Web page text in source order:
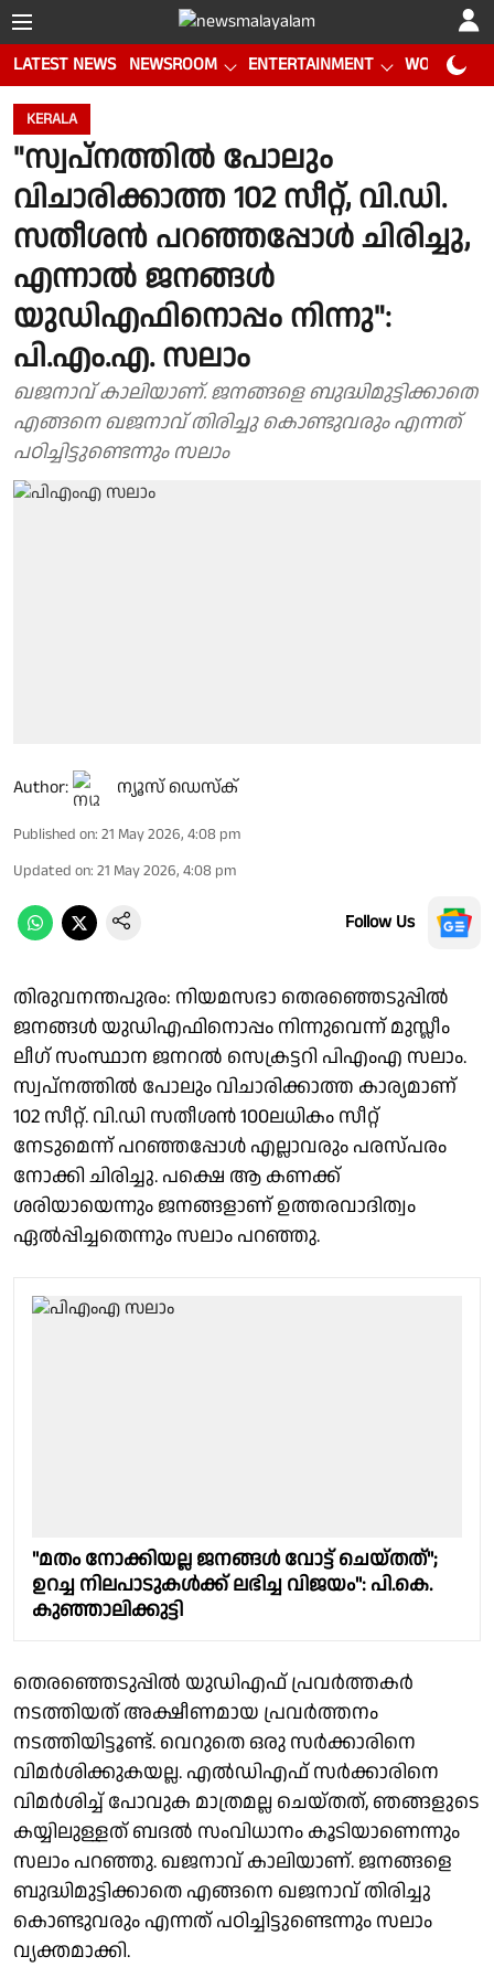
LATEST NEWS NEWSROOM ENTERTAINMENT WORLD CUP
KERALA
"സ്വപ്നത്തിൽ പോലും
വിചാരിക്കാത്ത 102 സീറ്റ്, വി.ഡി.
സതീശൻ പറഞ്ഞപ്പോൾ ചിരിച്ചു,
എന്നാൽ ജനങ്ങൾ
യുഡിഎഫിനൊപ്പം നിന്നു":
പി.എം.എ. സലാം
ഖജനാവ് കാലിയാണ്. ജനങ്ങളെ ബുദ്ധിമുട്ടിക്കാതെ
എങ്ങനെ ഖജനാവ് തിരിച്ചു കൊണ്ടുവരും എന്നത്
പഠിച്ചിട്ടുണ്ടെന്നും സലാം
Author: ന്യൂസ് ഡെസ്ക്
Published on: 21 May 2026, 4:08 pm
Updated on: 21 May 2026, 4:08 pm
Follow Us
തിരുവനന്തപുരം: നിയമസഭാ തെരഞ്ഞെടുപ്പിൽ
ജനങ്ങൾ യുഡിഎഫിനൊപ്പം നിന്നുവെന്ന് മുസ്ലീം
ലീഗ് സംസ്ഥാന ജനറൽ സെക്രട്ടറി പിഎംഎ സലാം.
സ്വപ്നത്തിൽ പോലും വിചാരിക്കാത്ത കാര്യമാണ്
102 സീറ്റ്‌. വി.ഡി സതീശൻ 100ലധികം സീറ്റ്
നേടുമെന്ന് പറഞ്ഞപ്പോൾ എല്ലാവരും പരസ്പരം
നോക്കി ചിരിച്ചു. പക്ഷെ ആ കണക്ക്
ശരിയായെന്നും ജനങ്ങളാണ് ഉത്തരവാദിത്വം
ഏൽപ്പിച്ചതെന്നും സലാം പറഞ്ഞു.
"മതം നോക്കിയല്ല ജനങ്ങൾ വോട്ട് ചെയ്തത്";
ഉറച്ച നിലപാടുകൾക്ക് ലഭിച്ച വിജയം": പി.കെ.
കുഞ്ഞാലിക്കുട്ടി
തെരഞ്ഞെടുപ്പിൽ യുഡിഎഫ് പ്രവർത്തകർ
നടത്തിയത് അക്ഷീണമായ പ്രവർത്തനം
നടത്തിയിട്ടൂണ്ട്. വെറുതെ ഒരു സർക്കാരിനെ
വിമർശിക്കുകയല്ല. എൽഡിഎഫ് സർക്കാരിനെ
വിമർശിച്ച് പോവുക മാത്രമല്ല ചെയ്തത്, ഞങ്ങളുടെ
കയ്യിലുള്ളത് ബദൽ സംവിധാനം കൂടിയാണെന്നും
സലാം പറഞ്ഞു. ഖജനാവ് കാലിയാണ്. ജനങ്ങളെ
ബുദ്ധിമുട്ടിക്കാതെ എങ്ങനെ ഖജനാവ് തിരിച്ചു
കൊണ്ടുവരും എന്നത് പഠിച്ചിട്ടുണ്ടെന്നും സലാം
വ്യക്തമാക്കി.